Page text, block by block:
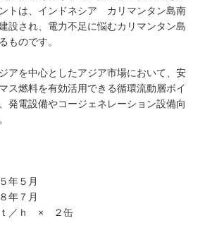
トは、インドネシア カリマンタン島南
設され、電力不足に悩むカリマンタン島
ものです。
アを中心としたアジア市場において、安
ス燃料を有効活用できる循環流動層ボイ
発電設備やコージェネレーション設備向
年５月
年７月
／ｈ × ２缶